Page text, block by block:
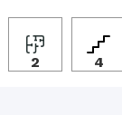
2 4